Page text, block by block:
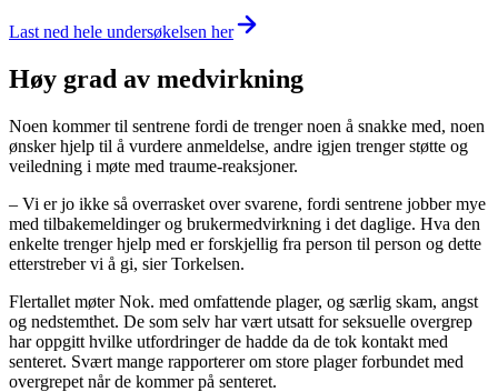
Last ned hele undersøkelsen her
Høy grad av medvirkning
Noen kommer til sentrene fordi de trenger noen å snakke med, noen
ønsker hjelp til å vurdere anmeldelse, andre igjen trenger støtte og
veiledning i møte med traume-reaksjoner.
– Vi er jo ikke så overrasket over svarene, fordi sentrene jobber mye
med tilbakemeldinger og brukermedvirkning i det daglige. Hva den
enkelte trenger hjelp med er forskjellig fra person til person og dette
etterstreber vi å gi, sier Torkelsen.
Flertallet møter Nok. med omfattende plager, og særlig skam, angst
og nedstemthet. De som selv har vært utsatt for seksuelle overgrep
har oppgitt hvilke utfordringer de hadde da de tok kontakt med
senteret. Svært mange rapporterer om store plager forbundet med
overgrepet når de kommer på senteret.